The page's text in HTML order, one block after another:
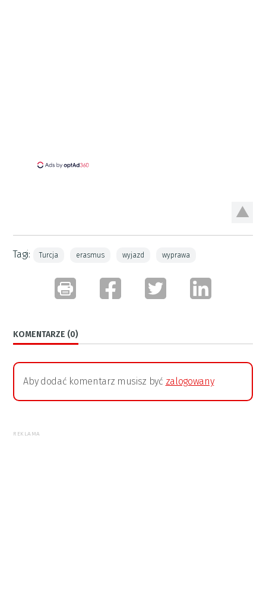
Tagi: Turcja erasmus wyjazd wyprawa
KOMENTARZE (0)
Aby dodać komentarz musisz być zalogowany
REKLAMA